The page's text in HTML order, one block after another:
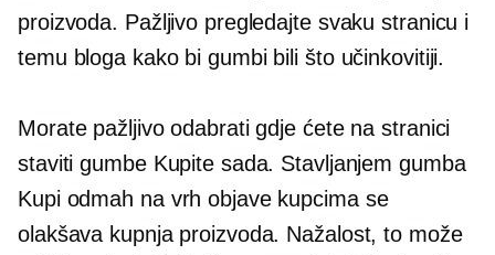
proizvoda. Pažljivo pregledajte svaku stranicu i
temu bloga kako bi gumbi bili što učinkovitiji.
Morate pažljivo odabrati gdje ćete na stranici
staviti gumbe Kupite sada. Stavljanjem gumba
Kupi odmah na vrh objave kupcima se
olakšava kupnja proizvoda. Nažalost, to može